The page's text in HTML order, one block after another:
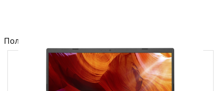
Полезно от блога за компютри и лаптопи на Fly.bg